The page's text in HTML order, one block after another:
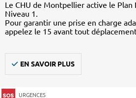
Le CHU de Montpellier active le Plan
Niveau 1.
Pour garantir une prise en charge
appelez le 15 avant tout
EN SAVOIR PLUS
URGENCES